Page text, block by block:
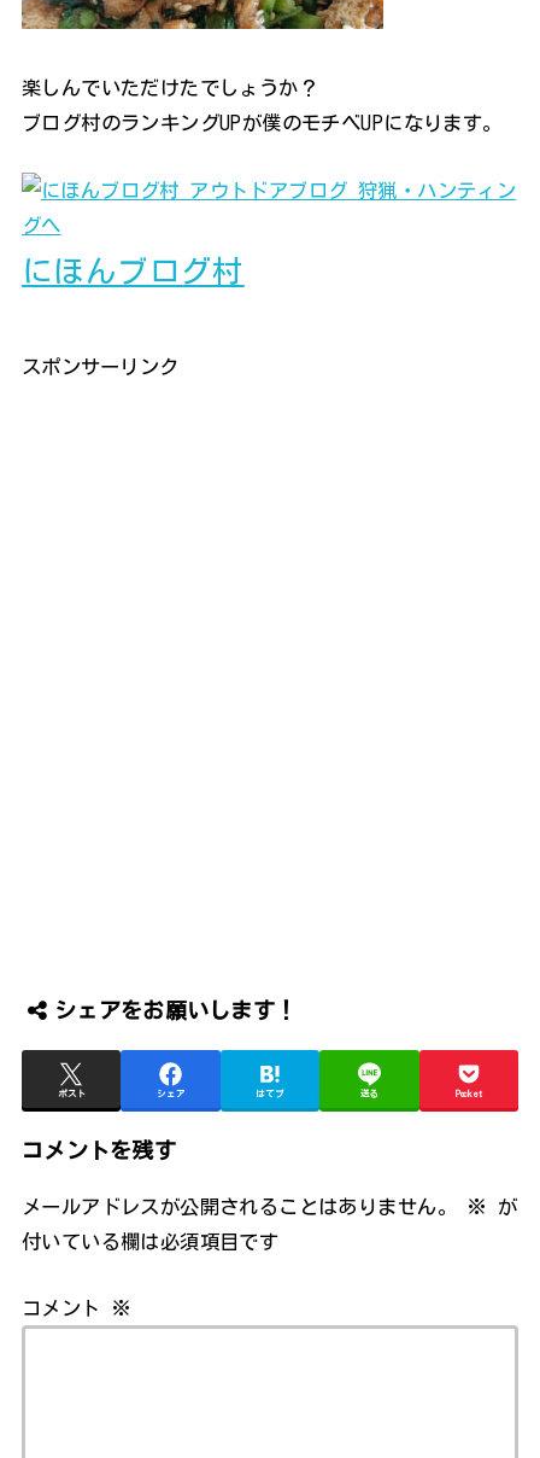
楽しんでいただけたでしょうか？
ブログ村のランキングUPが僕のモチベUPになります。
にほんブログ村
スポンサーリンク
シェアをお願いします！
ポスト シェア はてブ 送る Pocket
コメントを残す
メールアドレスが公開されることはありません。 ※
が
付いている欄は必須項目です
コメント ※